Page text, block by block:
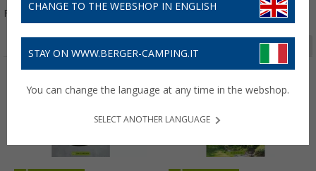
Filtrare per:
Pagina 1 da 2
CHANGE TO THE WEBSHOP IN ENGLISH
STAY ON WWW.BERGER-CAMPING.IT
You can change the language at any time in the webshop.
SELECT ANOTHER LANGUAGE